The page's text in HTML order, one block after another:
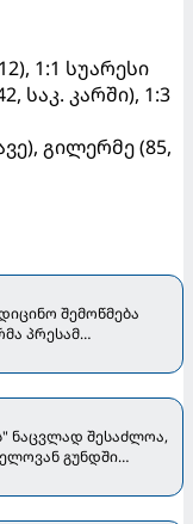
1:1 სუარესი
საკ. კარში), 1:3
გილერმე (85,
შემოწმება
პრესამ
ნაცვლად შესაძლოა,
გუნდში